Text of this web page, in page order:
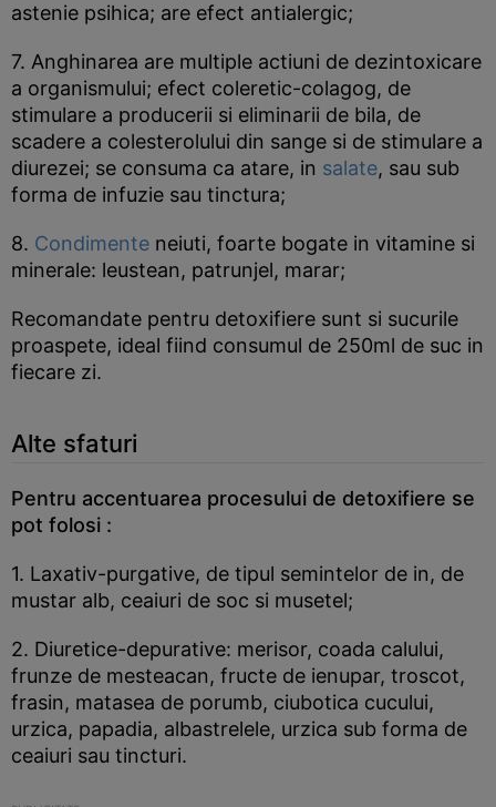
astenie psihica; are efect antialergic;
7. Anghinarea are multiple actiuni de dezintoxicare
a organismului; efect coleretic-colagog, de
stimulare a producerii si eliminarii de bila, de
scadere a colesterolului din sange si de stimulare a
diurezei; se consuma ca atare, in salate, sau sub
forma de infuzie sau tinctura;
8. Condimente neiuti, foarte bogate in vitamine si
minerale: leustean, patrunjel, marar;
Recomandate pentru detoxifiere sunt si sucurile
proaspete, ideal fiind consumul de 250ml de suc in
fiecare zi.
Alte sfaturi
Pentru accentuarea procesului de detoxifiere se
pot folosi :
1. Laxativ-purgative, de tipul semintelor de in, de
mustar alb, ceaiuri de soc si musetel;
2. Diuretice-depurative: merisor, coada calului,
frunze de mesteacan, fructe de ienupar, troscot,
frasin, matasea de porumb, ciubotica cucului,
urzica, papadia, albastrelele, urzica sub forma de
ceaiuri sau tincturi.